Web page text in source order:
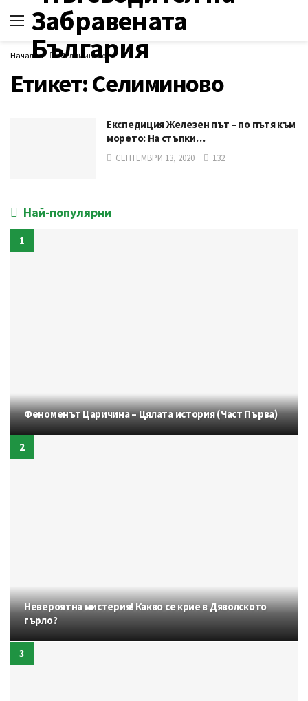
Начална Селиминово
Етикет:Селиминово
Експедиция Железен път – по пътя към
морето: На стъпки…
СЕПТЕМВРИ 13, 2020 132
Най-популярни
Феноменът Царичина – Цялата история (Част Първа)
Невероятна мистерия! Какво се крие в Дяволското
гърло?